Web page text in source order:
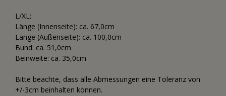
L/XL:
Länge (Innenseite): ca. 67,0cm
Länge (Außenseite): ca. 100,0cm
Bund: ca. 51,0cm
Beinweite: ca. 35,0cm
Bitte beachte, dass alle Abmessungen eine Toleranz von
+/-3cm beinhalten können.